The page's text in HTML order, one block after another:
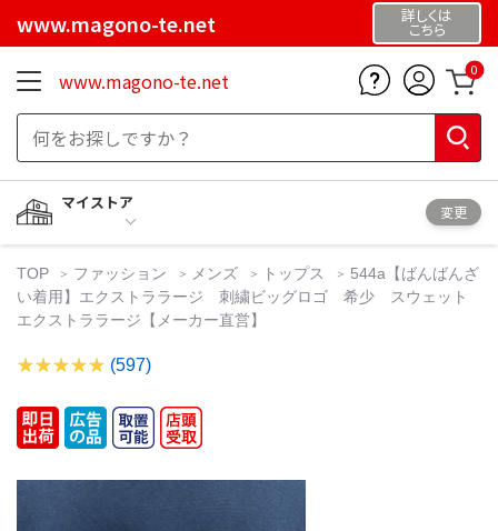
www.magono-te.net 詳しくは
こちら
www.magono-te.net 0
マイストア
変更
TOP ファッション メンズ トップス
544a【ばんばんざ
い着用】エクストララージ 刺繍ビッグロゴ 希少 スウェット
エクストララージ【メーカー直営】
(597)